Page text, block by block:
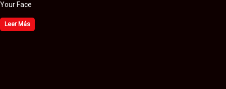
Your Face
Leer Más